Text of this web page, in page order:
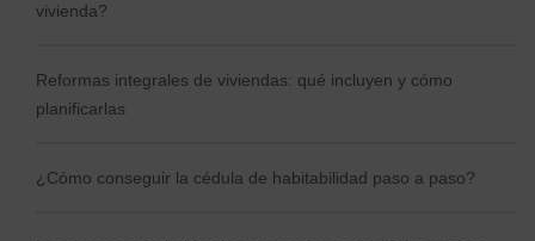
vivienda?
Reformas integrales de viviendas: qué incluyen y cómo
planificarlas
¿Cómo conseguir la cédula de habitabilidad paso a paso?